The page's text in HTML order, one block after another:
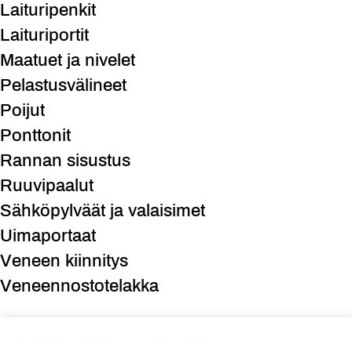
Laituripenkit
Laituriportit
Maatuet ja nivelet
Pelastusvälineet
Poijut
Ponttonit
Rannan sisustus
Ruuvipaalut
Sähköpylväät ja valaisimet
Uimaportaat
Veneen kiinnitys
Veneennostotelakka